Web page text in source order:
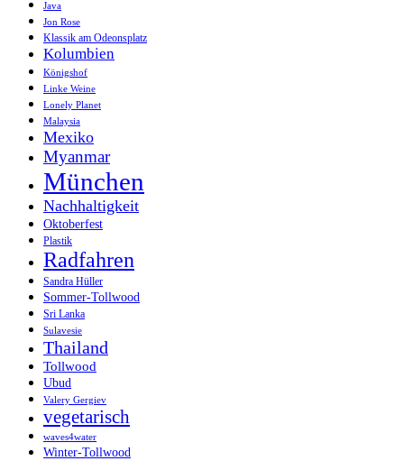
Java
Jon Rose
Klassik am Odeonsplatz
Kolumbien
Königshof
Linke Weine
Lonely Planet
Malaysia
Mexiko
Myanmar
München
Nachhaltigkeit
Oktoberfest
Plastik
Radfahren
Sandra Hüller
Sommer-Tollwood
Sri Lanka
Sulavesie
Thailand
Tollwood
Ubud
Valery Gergiev
vegetarisch
waves4water
Winter-Tollwood